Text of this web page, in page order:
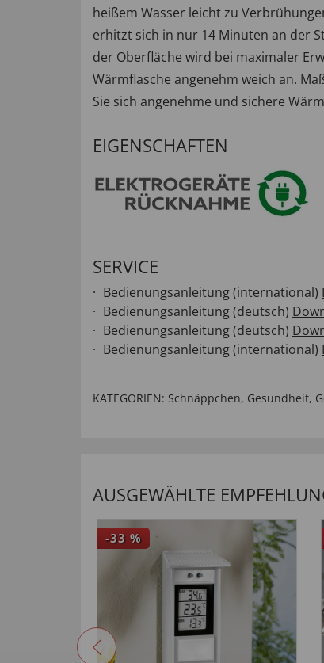
heißem Wasser leicht zu
erhitzt sich in nur 14 Minuten an der
der Oberfläche wird bei maximaler
Wärmflasche angenehm weich an.
Sie sich angenehme und sichere
EIGENSCHAFTEN
SERVICE
Bedienungsanleitung (international)
Bedienungsanleitung (deutsch)
Bedienungsanleitung (deutsch)
Bedienungsanleitung (international)
KATEGORIEN: Schnäppchen, Gesundheit,
AUSGEWÄHLTE
-33 %